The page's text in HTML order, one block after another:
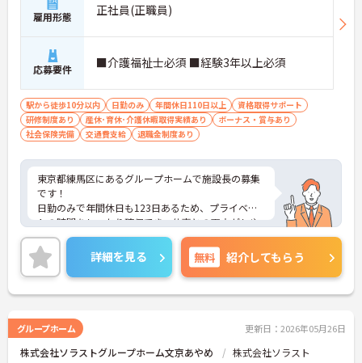
雇用形態 正社員(正職員)
応募要件 ■介護福祉士必須 ■経験3年以上必須
駅から徒歩10分以内 日勤のみ 年間休日110日以上
資格取得サポート
研修制度あり
産休･育休･介護休暇取得実績あり
ボーナス・賞与あり
社会保険完備
交通費支給 退職金制度あり
東京都練馬区にあるグループホームで施設長の募集
です！
日勤のみで年間休日も123日あるため、プライベー
トの時間をしっかり確保でき、仕事との両立がしや
すい職場です◎
また、昇給と賞与実績があり、あなたの頑張りがし
っかり評価され、やりがいを持ってお仕事ができま
す！
ご興味ある方は面接ポイントをお伝えしますので、
詳細を見る 無料 紹介してもらう
グループホーム 更新日：2026年05月26日
株式会社ソラストグループホーム文京あやめ 株式会社ソラスト